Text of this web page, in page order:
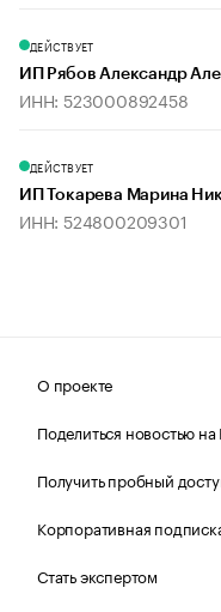
ДЕЙСТВУЕТ
ИП Рябов Александр
ИНН: 523000892458
ДЕЙСТВУЕТ
ИП Токарева Марина
ИНН: 524800209301
О проекте
Поделиться новостью
Получить пробный
Корпоративная
Стать экспертом